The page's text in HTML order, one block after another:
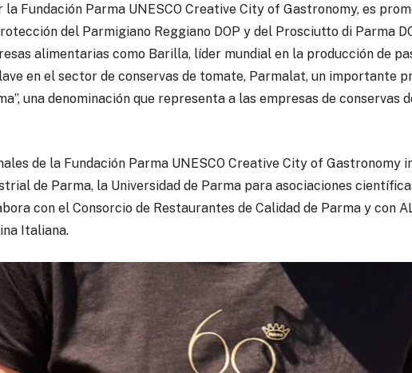
la Fundación Parma UNESCO Creative City of Gastronomy, es
del Parmigiano Reggiano DOP y del Prosciutto di Parma
alimentarias como Barilla, líder mundial en la producción de
en el sector de conservas de tomate, Parmalat, un importante
una denominación que representa a las empresas de conservas
de la Fundación Parma UNESCO Creative City of Gastronomy
de Parma, la Universidad de Parma para asociaciones
con el Consorcio de Restaurantes de Calidad de Parma y con
Italiana.